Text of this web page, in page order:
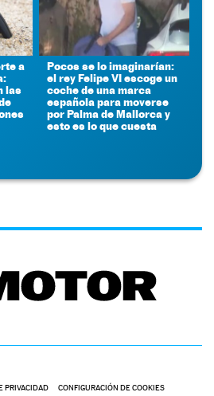
a
las
Pocos se lo imaginarían:
el rey Felipe VI escoge un
coche de una marca
española para moverse
por Palma de Mallorca y
esto es lo que cuesta
PRIVACIDAD CONFIGURACIÓN DE COOKIES